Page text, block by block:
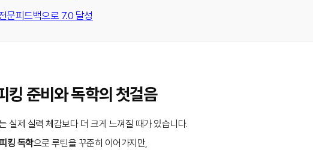
문피드백으로 7.0 달성
킹 준비와 독학의 첫걸음
실제 실력 체감보다 더 크게 느껴질 때가 있습니다.
킹 독학으로 루틴을 꾸준히 이어가지만,